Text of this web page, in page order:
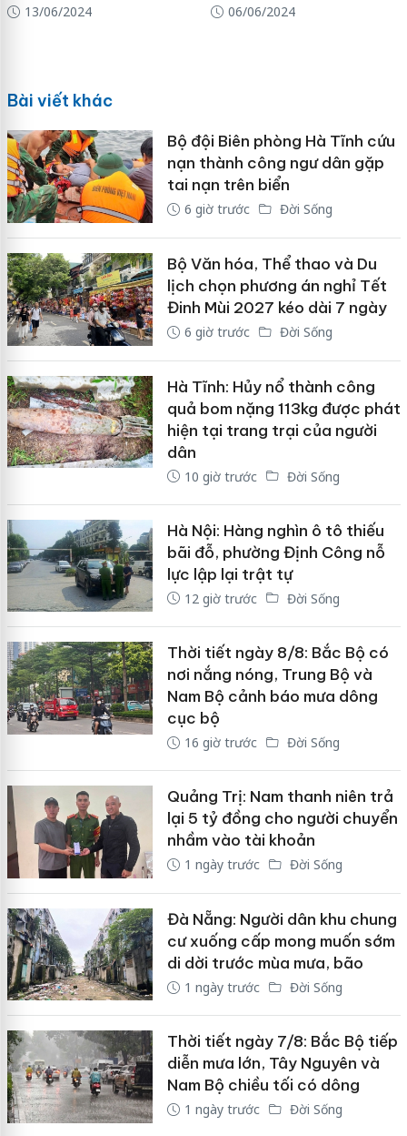
13/06/2024
06/06/2024
Bài viết khác
Bộ đội Biên phòng Hà Tĩnh cứu
nạn thành công ngư dân gặp
tai nạn trên biển
6 giờ trước Đời Sống
Bộ Văn hóa, Thể thao và Du
lịch chọn phương án nghỉ Tết
Đinh Mùi 2027 kéo dài 7 ngày
6 giờ trước Đời Sống
Hà Tĩnh: Hủy nổ thành công
quả bom nặng 113kg được phát
hiện tại trang trại của người
dân
10 giờ trước Đời Sống
Hà Nội: Hàng nghìn ô tô thiếu
bãi đỗ, phường Định Công nỗ
lực lập lại trật tự
12 giờ trước Đời Sống
Thời tiết ngày 8/8: Bắc Bộ có
nơi nắng nóng, Trung Bộ và
Nam Bộ cảnh báo mưa dông
cục bộ
16 giờ trước Đời Sống
Quảng Trị: Nam thanh niên trả
lại 5 tỷ đồng cho người chuyển
nhầm vào tài khoản
1 ngày trước Đời Sống
Đà Nẵng: Người dân khu chung
cư xuống cấp mong muốn sớm
di dời trước mùa mưa, bão
1 ngày trước Đời Sống
Thời tiết ngày 7/8: Bắc Bộ tiếp
diễn mưa lớn, Tây Nguyên và
Nam Bộ chiều tối có dông
1 ngày trước Đời Sống